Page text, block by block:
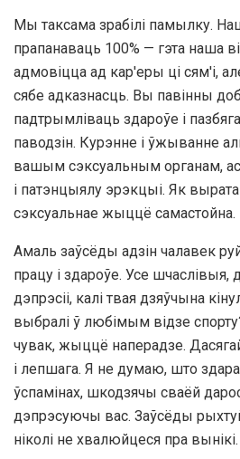
Мы таксама зрабілі памылку.
прапанаваць 100% — гэта наша
адмовіцца ад кар'еры ці сям'і,
сябе адказнасць. Вы павінны
падтрымліваць здароўе і
паводзін. Курэнне і ўжыванне
вашым сэксуальным органам,
і патэнцыялу эрэкцыі. Як
сэксуальнае жыццё самастойна.
Амаль заўсёды адзін чалавек
працу і здароўе. Усе
дэпрэсіі, калі твая дзяўчына
выбралі ў любімым відзе
чувак, жыццё наперадзе.
і лепшага. Я не думаю, што
ўспамінах, шкодзячы сваёй
дэпрэсуючы вас. Заўсёды
ніколі не хвалюйцеся пра вынікі.